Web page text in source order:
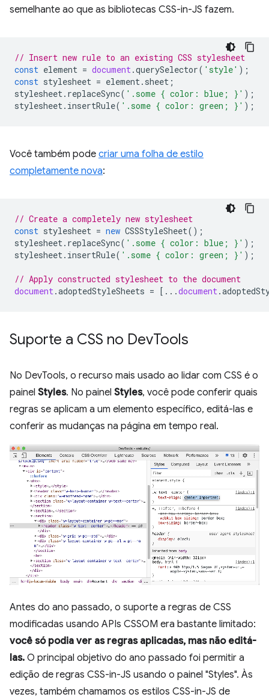
semelhante ao que as bibliotecas CSS-in-JS fazem.
// Insert new rule to an existing CSS stylesheet
const element = document.querySelector( 'style' );
const stylesheet = element. sheet ;
stylesheet. replaceSync( '.some { color: blue; }' );
stylesheet. insertRule( '.some { color: green; }' );
Você também pode criar uma folha de estilo
completamente nova:
// Create a completely new stylesheet
const stylesheet = new CSSStyleSheet();
stylesheet. replaceSync( '.some { color: blue; }' );
stylesheet. insertRule( '.some { color: green; }' );
// Apply constructed stylesheet to the document
document.adoptedStyleSheets = [...document.
Suporte a CSS no DevTools
No DevTools, o recurso mais usado ao lidar com CSS é o
painel Styles. No painel Styles, você pode conferir quais
regras se aplicam a um elemento específico, editá-las e
conferir as mudanças na página em tempo real.
Antes do ano passado, o suporte a regras de CSS
modificadas usando APIs CSSOM era bastante limitado:
você só podia ver as regras aplicadas, mas não editá-
las. O principal objetivo do ano passado foi permitir a
edição de regras CSS-in-JS usando o painel "Styles". Às
vezes, também chamamos os estilos CSS-in-JS de